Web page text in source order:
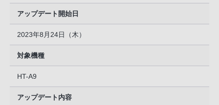
アップデート開始日
2023年8月24日（木）
対象機種
HT-A9
アップデート内容